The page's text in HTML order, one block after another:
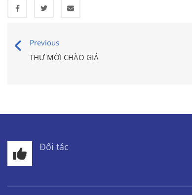
Previous
THƯ MỜI CHÀO GIÁ
Đối tác